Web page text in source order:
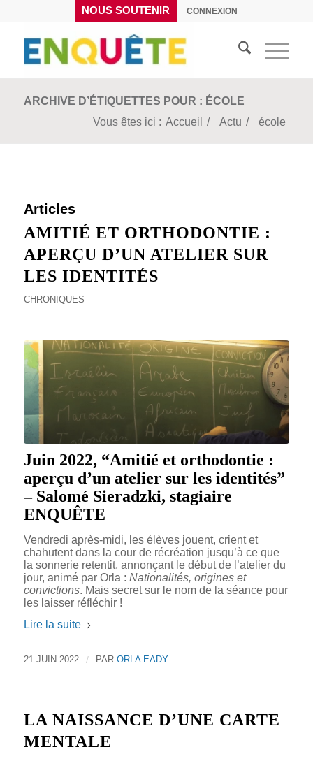
NOUS SOUTENIR CONNEXION
ARCHIVE D’ÉTIQUETTES POUR : ÉCOLE
Vous êtes ici : Accueil / Actu / école
Articles
AMITIÉ ET ORTHODONTIE :
APERÇU D’UN ATELIER SUR
LES IDENTITÉS
CHRONIQUES
Juin 2022, “Amitié et orthodontie :
aperçu d’un atelier sur les identités”
– Salomé Sieradzki, stagiaire
ENQUÊTE
Vendredi après-midi, les élèves jouent, crient et
chahutent dans la cour de récréation jusqu’à ce que
la sonnerie retentit, annonçant le début de l’atelier du
jour, animé par Orla : Nationalités, origines et
convictions. Mais secret sur le nom de la séance pour
les laisser réfléchir !
Lire la suite
21 JUIN 2022 / PAR ORLA EADY
LA NAISSANCE D’UNE CARTE
MENTALE